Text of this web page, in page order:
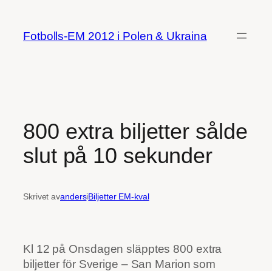
innehåll
Fotbolls-EM 2012 i Polen & Ukraina
800 extra biljetter sålde
slut på 10 sekunder
Skrivet avandersiBiljetter EM-kval
Kl 12 på Onsdagen släpptes 800 extra
biljetter för Sverige – San Marion som